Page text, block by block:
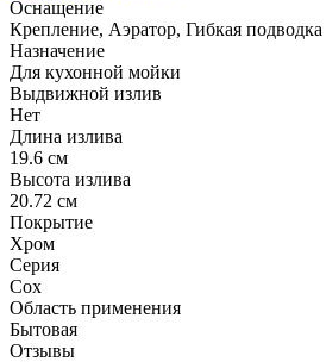
Оснащение
Крепление, Аэратор, Гибкая подводка
Назначение
Для кухонной мойки
Выдвижной излив
Нет
Длина излива
19.6 см
Высота излива
20.72 см
Покрытие
Хром
Серия
Cox
Область применения
Бытовая
Отзывы